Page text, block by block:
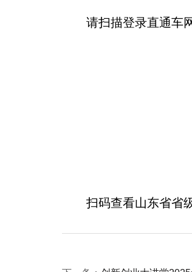
请扫描登录直通车
扫码查看山东省省